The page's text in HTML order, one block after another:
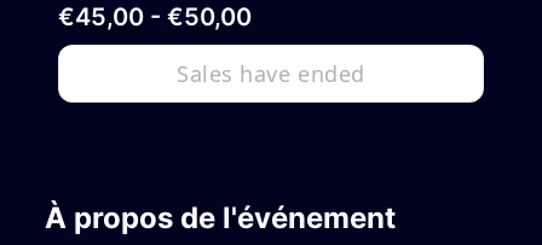
€45,00 - €50,00
Sales have ended
À propos de l'événement